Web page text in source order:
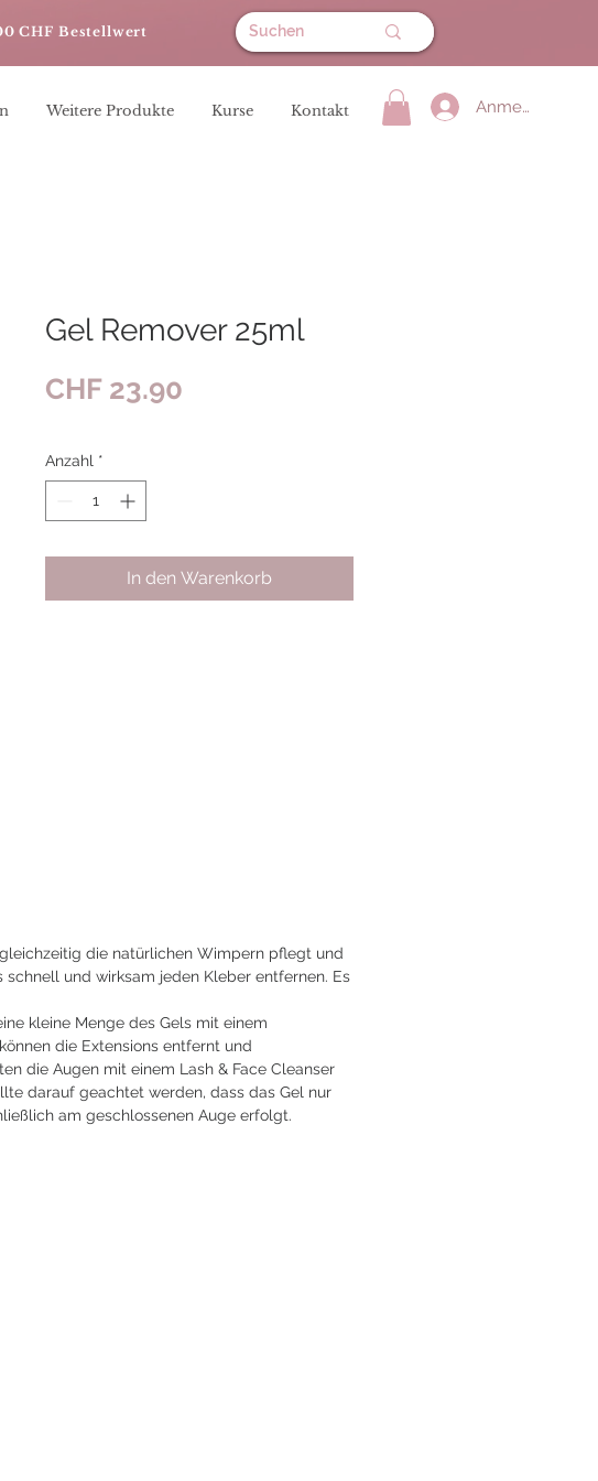
CHF Bestellwert
Anmelden
Weitere Produkte Kurse Kontakt
Gel Remover 25ml
CHF 23.90
Anzahl *
In den Warenkorb
die natürlichen Wimpern pflegt und
und wirksam jeden Kleber entfernen. Es
kleine Menge des Gels mit einem
die Extensions entfernt und
die Augen mit einem Lash & Face Cleanser
darauf geachtet werden, dass das Gel nur
am geschlossenen Auge erfolgt.